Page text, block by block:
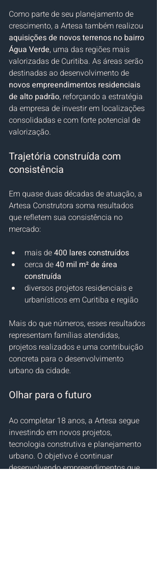
Como parte de seu planejamento de
crescimento, a Artesa também realizou
aquisições de novos terrenos no bairro
Água Verde, uma das regiões mais
valorizadas de Curitiba. As áreas serão
destinadas ao desenvolvimento de
novos empreendimentos residenciais
de alto padrão, reforçando a estratégia
da empresa de investir em localizações
consolidadas e com forte potencial de
valorização.
Trajetória construída com
consistência
Em quase duas décadas de atuação, a
Artesa Construtora soma resultados
que refletem sua consistência no
mercado:
mais de 400 lares construídos
cerca de 40 mil m² de área
construída
diversos projetos residenciais e
urbanísticos em Curitiba e região
Mais do que números, esses resultados
representam famílias atendidas,
projetos realizados e uma contribuição
concreta para o desenvolvimento
urbano da cidade.
Olhar para o futuro
Ao completar 18 anos, a Artesa segue
investindo em novos projetos,
tecnologia construtiva e planejamento
urbano. O objetivo é continuar
desenvolvendo empreendimentos que